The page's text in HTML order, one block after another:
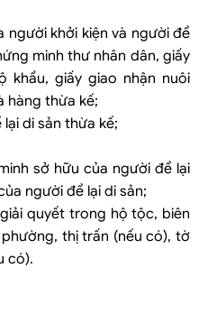
người khởi kiện và người để
minh thư nhân dân, giấy
khẩu, giấy giao nhận nuôi
hàng thừa kế;
di sản thừa kế;
sở hữu của người để lại
người để lại di sản;
quyết trong hộ tộc, biên
thị trấn (nếu có), tờ
có).